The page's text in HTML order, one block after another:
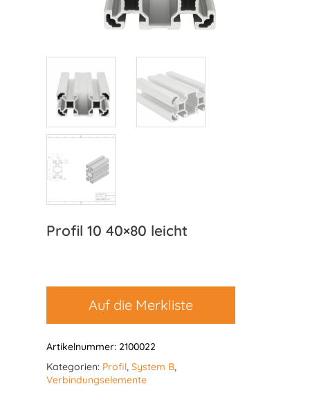
Profil 10 40×80 leicht
Auf die Merkliste
Artikelnummer: 2100022
Kategorien: Profil, System B,
Verbindungselemente